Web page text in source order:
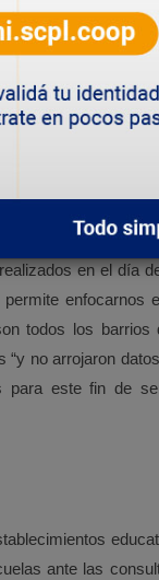
dado que es
penal ante la
realizados en
en el día
enfocarnos
todos los
no arrojaron
este fin de
ante las